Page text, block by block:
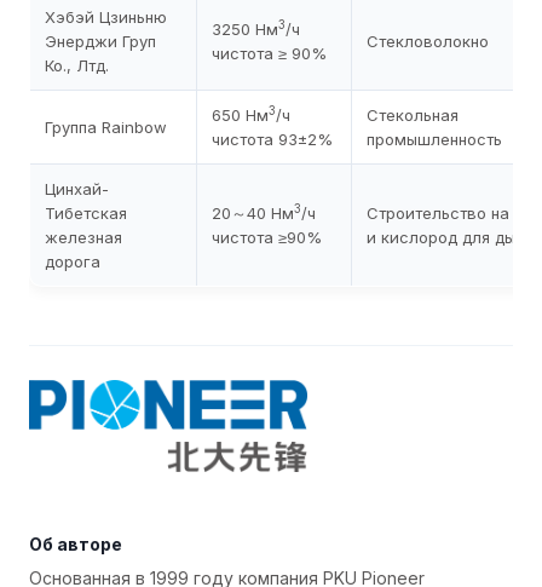
Хэбэй Цзиньню
Энерджи Груп
Ко., Лтд.
3250 Нм3/ч
чистота ≥ 90%
Стекловолокно
Группа Rainbow
650 Нм3/ч
чистота 93±2%
Стекольная
промышленность
Цинхай-
Тибетская
железная
дорога
20～40 Нм3/ч
чистота ≥90%
Строительство на
и кислород для
Об авторе
Основанная в 1999 году компания PKU Pioneer